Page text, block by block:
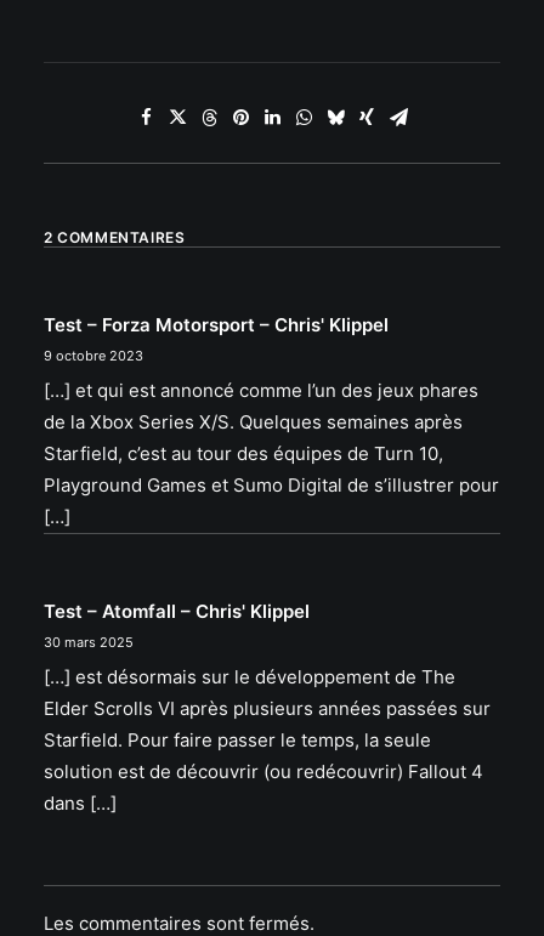
2 COMMENTAIRES
Test – Forza Motorsport – Chris' Klippel
9 octobre 2023
[…] et qui est annoncé comme l’un des jeux phares
de la Xbox Series X/S. Quelques semaines après
Starfield, c’est au tour des équipes de Turn 10,
Playground Games et Sumo Digital de s’illustrer pour
[…]
Test – Atomfall – Chris' Klippel
30 mars 2025
[…] est désormais sur le développement de The
Elder Scrolls VI après plusieurs années passées sur
Starfield. Pour faire passer le temps, la seule
solution est de découvrir (ou redécouvrir) Fallout 4
dans […]
Les commentaires sont fermés.